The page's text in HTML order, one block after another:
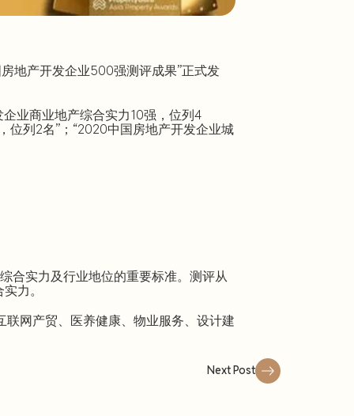
地产开发企业500强测评成果”正式发
业商业地产综合实力10强，位列4
位列2名”；“2020中国房地产开发企业城
合实力及行业地位的重要标准。测评从
力。
网产贸、医养健康、物业服务、设计建
Next Post